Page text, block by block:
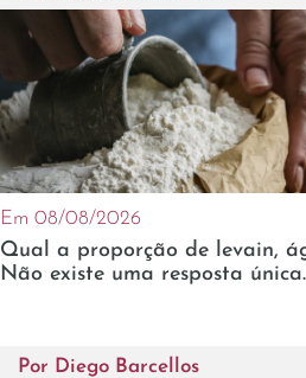
Em 08/08/2026
Qual a proporção de levain,
Não existe uma resposta única.
Por Diego Barcellos